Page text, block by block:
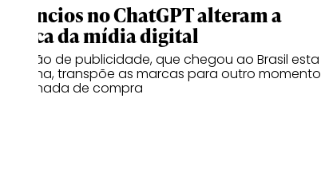
Anúncios no ChatGPT alteram a
lógica da mídia digital
Solução de publicidade, que chegou ao Brasil esta
semana, transpõe as marcas para outro momento
na jornada de compra